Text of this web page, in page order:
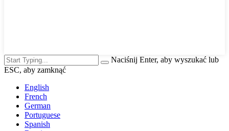
Naciśnij Enter, aby wyszukać lub
ESC, aby zamknąć
English
French
German
Portuguese
Spanish